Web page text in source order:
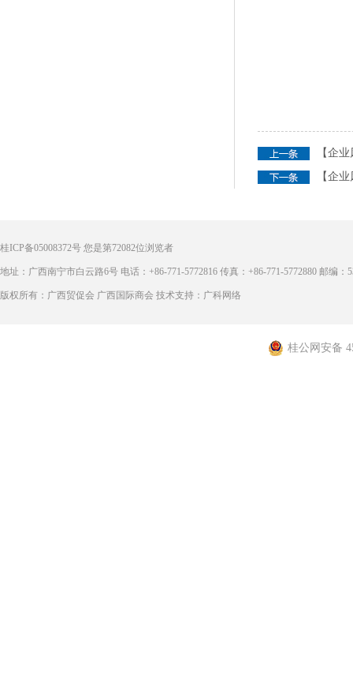
【企
【企
桂ICP备05008372号 您是第72082位浏览者
地址：广西南宁市白云路6号 电话：+86-771-5772816 传真：+86-771-5772880 邮编：
版权所有：广西贸促会 广西国际商会 技术支持：广科网络
桂公网安备